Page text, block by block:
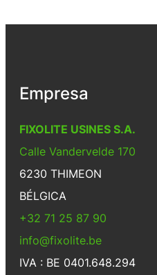
Empresa
FIXOLITE USINES S.A.
Calle Vandervelde 170
6230 THIMEON
BÉLGICA
+32 71 25 87 90
info@fixolite.be
IVA : BE 0401.648.294